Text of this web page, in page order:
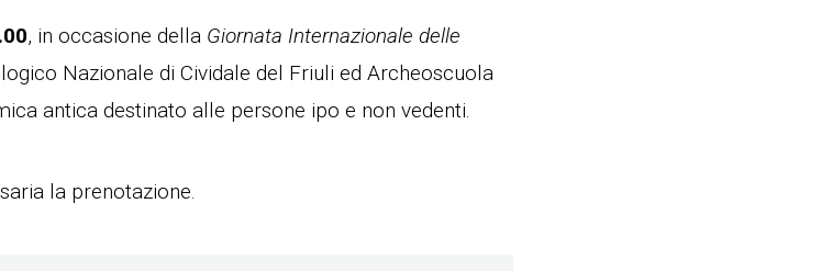
, in occasione della Giornata Internazionale delle
Nazionale di Cividale del Friuli ed Archeoscuola
antica destinato alle persone ipo e non vedenti.
la prenotazione.